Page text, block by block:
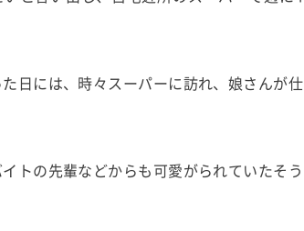
日には、時々スーパーに訪れ、娘さんが仕
トの先輩などからも可愛がられていたそう